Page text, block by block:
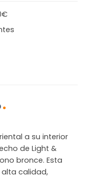
a su interior
de Light &
bronce. Esta
calidad,